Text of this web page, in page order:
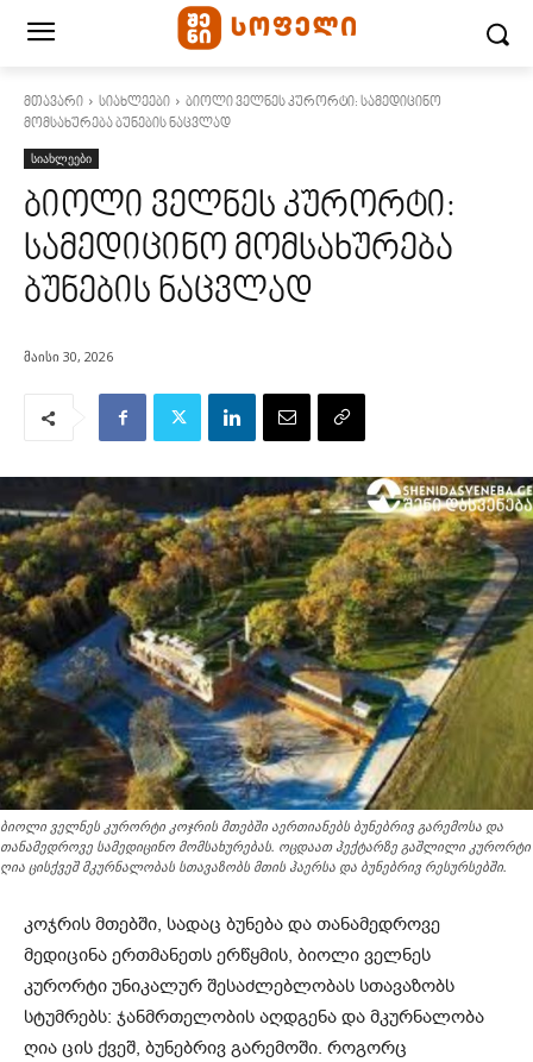
მთავარი სიახლეები
ბიოლი ველნეს კურორტი: სამედიცინო
მომსახურება ბუნების ნაცვლად
სიახლეები
ბიოლი ველნეს კურორტი:
სამედიცინო მომსახურება
ბუნების ნაცვლად
მაისი 30, 2026
ბიოლი ველნეს კურორტი კოჯრის მთებში აერთიანებს ბუნებრივ გარემოსა და
თანამედროვე სამედიცინო მომსახურებას. ოცდაათ ჰექტარზე გაშლილი კურორტი
ღია ცისქვეშ მკურნალობას სთავაზობს მთის ჰაერსა და ბუნებრივ რესურსებში.
კოჯრის მთებში, სადაც ბუნება და თანამედროვე
მედიცინა ერთმანეთს ერწყმის, ბიოლი ველნეს
კურორტი უნიკალურ შესაძლებლობას სთავაზობს
სტუმრებს: ჯანმრთელობის აღდგენა და მკურნალობა
ღია ცის ქვეშ, ბუნებრივ გარემოში. როგორც